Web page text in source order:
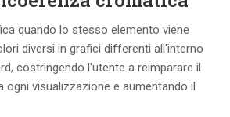
quando lo stesso elemento viene
diversi in grafici differenti all'interno
costringendo l'utente a reimparare il
ogni visualizzazione e aumentando il